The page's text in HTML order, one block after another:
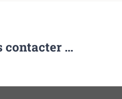
contacter …